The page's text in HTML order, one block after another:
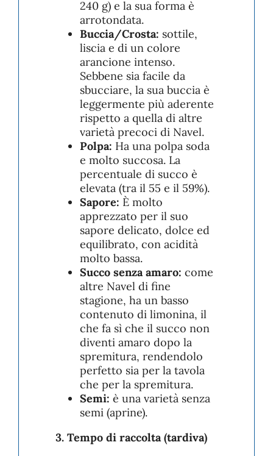
240 g) e la sua forma è
arrotondata.
Buccia/Crosta: sottile,
liscia e di un colore
arancione intenso.
Sebbene sia facile da
sbucciare, la sua buccia è
leggermente più aderente
rispetto a quella di altre
varietà precoci di Navel.
Polpa: Ha una polpa soda
e molto succosa. La
percentuale di succo è
elevata (tra il 55 e il 59%).
Sapore: È molto
apprezzato per il suo
sapore delicato, dolce ed
equilibrato, con acidità
molto bassa.
Succo senza amaro: come
altre Navel di fine
stagione, ha un basso
contenuto di limonina, il
che fa sì che il succo non
diventi amaro dopo la
spremitura, rendendolo
perfetto sia per la tavola
che per la spremitura.
Semi: è una varietà senza
semi (aprine).
3. Tempo di raccolta (tardiva)